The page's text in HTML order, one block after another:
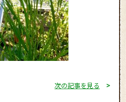
次の記事を見る >